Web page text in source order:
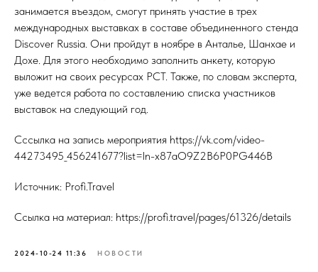
занимается въездом, смогут принять участие в трех
международных выставках в составе объединенного стенда
Discover Russia. Они пройдут в ноябре в Анталье, Шанхае и
Дохе. Для этого необходимо заполнить анкету, которую
выложит на своих ресурсах РСТ. Также, по словам эксперта,
уже ведется работа по составлению списка участников
выставок на следующий год.
Сссылка на запись мероприятия https://vk.com/video-
44273495_456241677?list=ln-x87aO9Z2B6P0PG446B
Источник: Profi.Travel
Ссылка на материал: https://profi.travel/pages/61326/details
2024-10-24 11:36 НОВОСТИ